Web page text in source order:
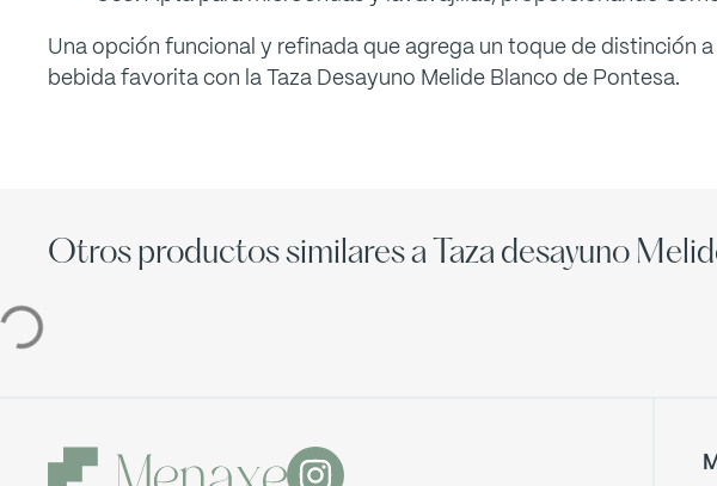
Una opción funcional y refinada que agrega un toque de distinción
bebida favorita con la Taza Desayuno Melide Blanco de Pontesa.
Otros productos similares a Taza desayuno